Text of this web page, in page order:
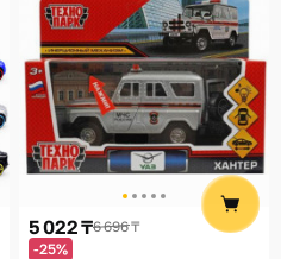
5 022 ₸6 696 ₸
-25%